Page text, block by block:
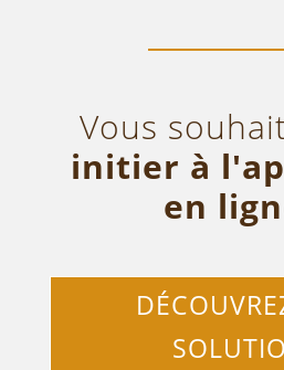
Vous
initier à
en